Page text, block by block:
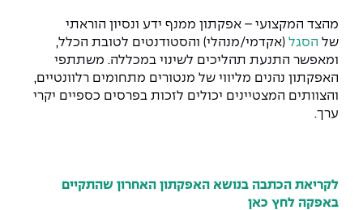
מהצד המקצועי – אפקתון ממנף ידע ונסיון הוראתי
של הסגל (אקדמי/מנהלי) והסטודנטים לטובת הכלל,
ומאפשר התנעת תהליכים לשינוי במכללה. משתתפי
האפקתון נהנים מליווי של מנטורים מתחומים רלוונטיים,
והצוותים המצטיינים יכולים לזכות בפרסים כספיים יקרי
ערך.
לקריאת הכתבה בנושא האפקתון האחרון שהתקיים
באפקה לחץ כאן
כתבות
מדברים הנדסה (פודקאסט)
ידיעות מן העיתונות
כואבים את לכתם
יחידות לימוד אקדמיות
היחידה למתמטיקה
היחידה לפיזיקה
היחידה לחברה ורוח
אופק – מרכזים לפיתוח מיומנויות
מועדוני סטודנטים
נבחרות הספורט
מרכז החדשנות והיזמות
למה לעשות תואר שני באפקה?
מעטפת תמיכה וחוסן למשרתות
ולמשרתי המילואים – תשפ״ו
כנס עיבוד דיבור